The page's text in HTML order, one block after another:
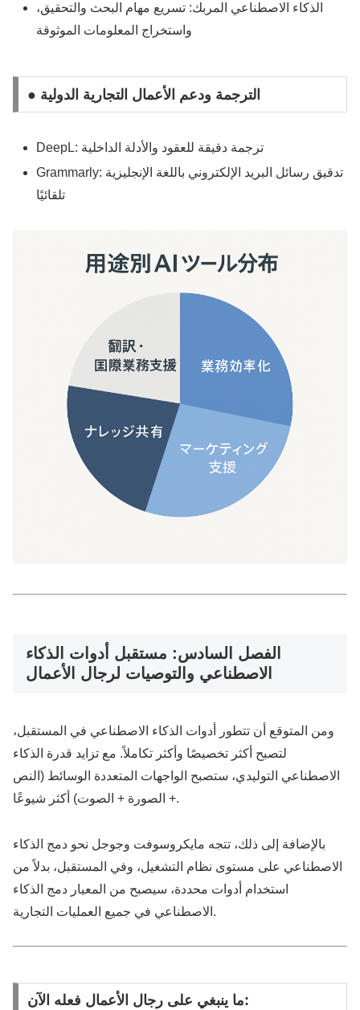
الذكاء الاصطناعي المربك: تسريع مهام البحث والتحقيق،
واستخراج المعلومات الموثوقة
● الترجمة ودعم الأعمال التجارية الدولية
DeepL: ترجمة دقيقة للعقود والأدلة الداخلية
Grammarly: تدقيق رسائل البريد الإلكتروني باللغة الإنجليزية
تلقائيًا
الفصل السادس: مستقبل أدوات الذكاء
الاصطناعي والتوصيات لرجال الأعمال
ومن المتوقع أن تتطور أدوات الذكاء الاصطناعي في المستقبل،
لتصبح أكثر تخصيصًا وأكثر تكاملاً. مع تزايد قدرة الذكاء
الاصطناعي التوليدي، ستصبح الواجهات المتعددة الوسائط (النص
+ الصورة + الصوت) أكثر شيوعًا.
بالإضافة إلى ذلك، تتجه مايكروسوفت وجوجل نحو دمج الذكاء
الاصطناعي على مستوى نظام التشغيل، وفي المستقبل، بدلاً من
استخدام أدوات محددة، سيصبح من المعيار دمج الذكاء
الاصطناعي في جميع العمليات التجارية.
ما ينبغي على رجال الأعمال فعله الآن: